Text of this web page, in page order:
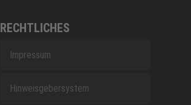
RECHTLICHES
Impressum
Hinweisgebersystem